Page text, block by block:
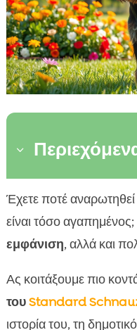
3
 Ιστορία της
 Χαρακτηριστικά
Schnauzer
 Φροντίδα και
 Συμβουλές
Schnauzer
Έχετε ποτέ αναρωτηθεί
είναι τόσο
εμφάνιση, αλλά και
Ας κοιτάξουμε πιο
τουStandard
ιστορία του, τη